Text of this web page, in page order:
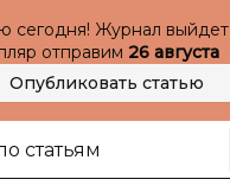
сегодня! Журнал выйдет
отправим 26 августа
Опубликовать статью